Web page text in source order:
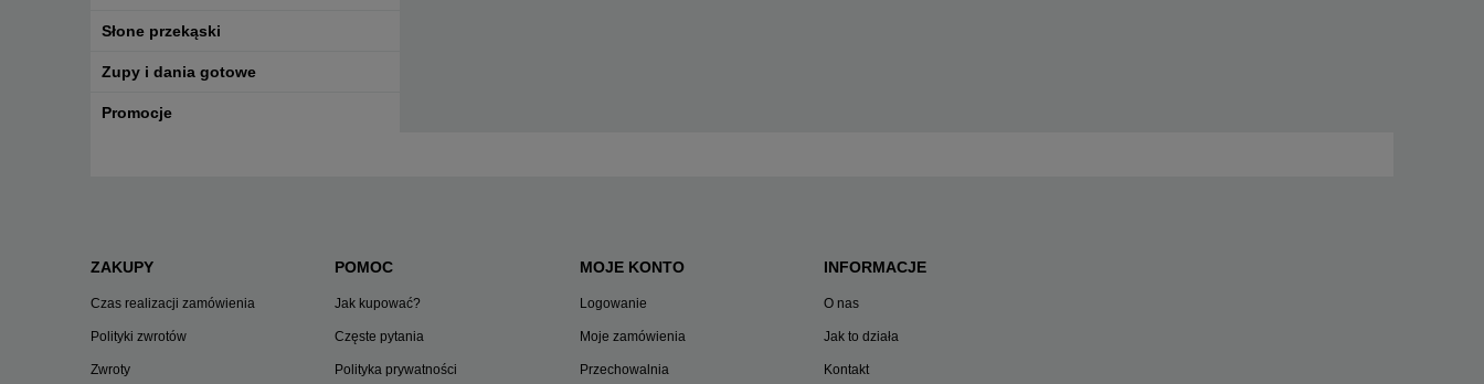
Słone przekąski
Zupy i dania gotowe
Promocje
ZAKUPY
Czas realizacji zamówienia
Polityki zwrotów
Zwroty
POMOC
Jak kupować?
Częste pytania
Polityka prywatności
MOJE KONTO
Logowanie
Moje zamówienia
Przechowalnia
INFORMACJE
O nas
Jak to działa
Kontakt